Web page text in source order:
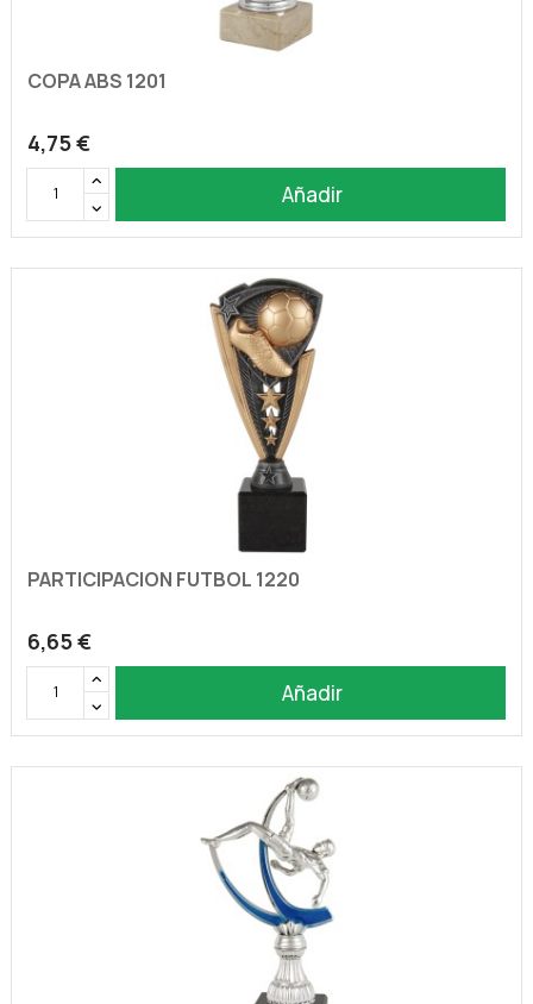
COPA ABS 1201
4,75 €
Añadir
PARTICIPACION FUTBOL 1220
6,65 €
Añadir